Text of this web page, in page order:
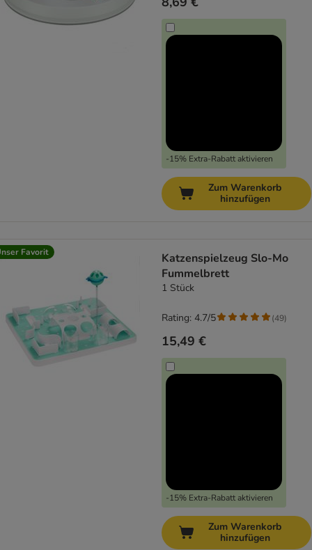
-15% Extra-Rabatt aktivieren
Zum Warenkorb
hinzufügen
Favorit
Katzenspielzeug Slo-Mo
Fummelbrett
1 Stück
15,49 €
-15% Extra-Rabatt aktivieren
Rating: 4.7/5 (49)
Zum Warenkorb
hinzufügen